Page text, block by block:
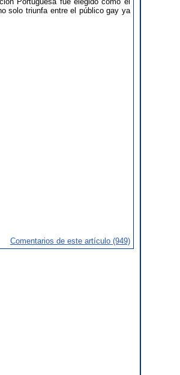
solo triunfa entre el público gay ya
Comentarios de este artículo (949)